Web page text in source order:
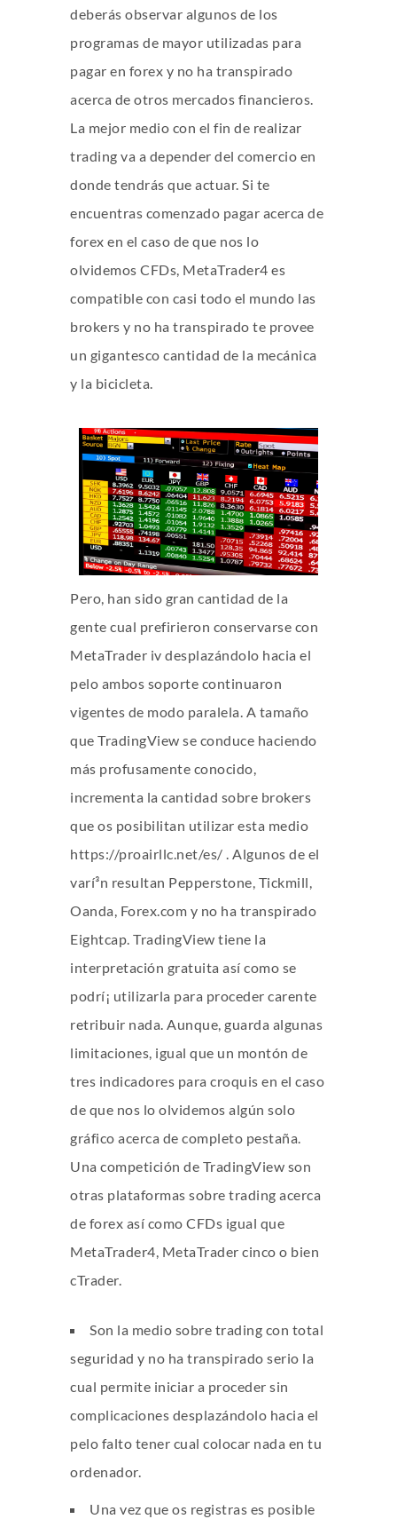
deberás observar algunos de los
programas de mayor utilizadas para
pagar en forex y no ha transpirado
acerca de otros mercados financieros.
La mejor medio con el fin de realizar
trading va a depender del comercio en
donde tendrás que actuar. Si te
encuentras comenzado pagar acerca de
forex en el caso de que nos lo
olvidemos CFDs, MetaTrader4 es
compatible con casi todo el mundo las
brokers y no ha transpirado te provee
un gigantesco cantidad de la mecánica
y la bicicleta.
Pero, han sido gran cantidad de la
gente cual prefirieron conservarse con
MetaTrader iv desplazándolo hacia el
pelo ambos soporte continuaron
vigentes de modo paralela. A tamaño
que TradingView se conduce haciendo
más profusamente conocido,
incrementa la cantidad sobre brokers
que os posibilitan utilizar esta medio
https://proairllc.net/es/ . Algunos de el
varí³n resultan Pepperstone, Tickmill,
Oanda, Forex.com y no ha transpirado
Eightcap. TradingView tiene la
interpretación gratuita así­ como se
podrí¡ utilizarla para proceder carente
retribuir nada. Aunque, guarda algunas
limitaciones, igual que un montón de
tres indicadores para croquis en el caso
de que nos lo olvidemos algún solo
gráfico acerca de completo pestaña.
Una competición de TradingView son
otras plataformas sobre trading acerca
de forex así­ como CFDs igual que
MetaTrader4, MetaTrader cinco o bien
cTrader.
Son la medio sobre trading con total
seguridad y no ha transpirado serio la
cual permite iniciar a proceder sin
complicaciones desplazándolo hacia el
pelo falto tener cual colocar nada en tu
ordenador.
Una vez que os registras es posible